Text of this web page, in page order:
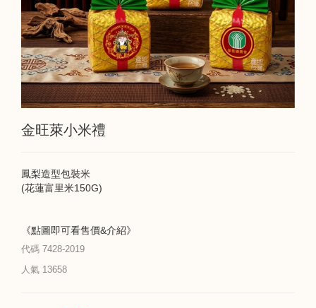
金旺萊小米禮
鳳梨造型包裝米
(花蓮富里米150G)
《點圖即可看售價&介紹》
代碼 7428-2019
人氣 13658